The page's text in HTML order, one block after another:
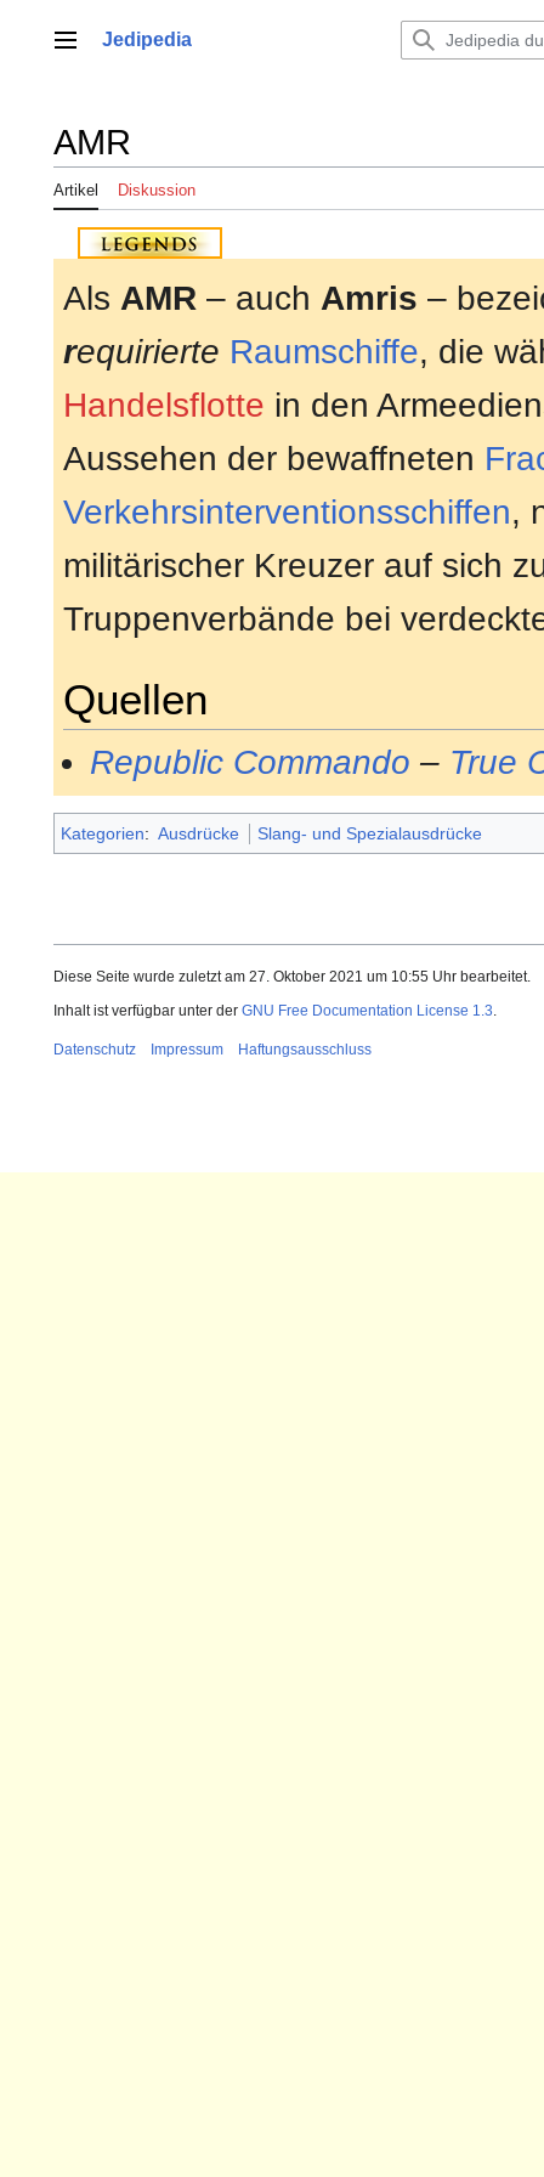
springenHauptmenü
Jedipedia
AMR
Artikel Diskussion
Als AMR – auch Amris –
requirierte Raumschiffe, die
Handelsflotte in den
Aussehen der bewaffneten
Verkehrsinterventionsschiffen,
militärischer Kreuzer auf sich
Truppenverbände bei
Quellen
Republic Commando – True
Kategorien: Ausdrücke Slang- und Spezialausdrücke
Diese Seite wurde zuletzt am 27. Oktober 2021 um 10:55 Uhr bearbeitet.
Inhalt ist verfügbar unter der GNU Free Documentation License 1.3.
Datenschutz Impressum Haftungsausschluss